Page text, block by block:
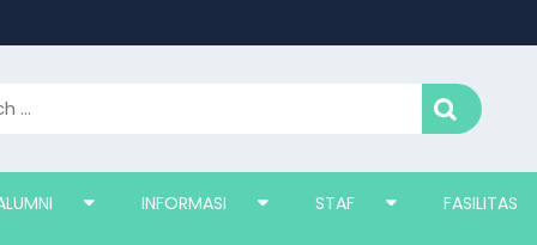
INFORMASI STAF FASILITAS